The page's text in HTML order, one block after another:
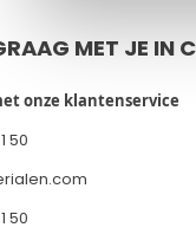
MET JE IN
onze klantenservice
50
50